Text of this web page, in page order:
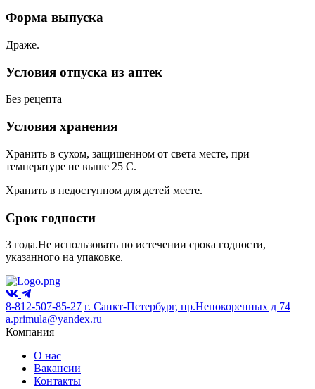
Форма выпуска
Драже.
Условия отпуска из аптек
Без рецепта
Условия хранения
Хранить в сухом, защищенном от света месте, при
температуре не выше 25 С.
Хранить в недоступном для детей месте.
Срок годности
3 года.Не использовать по истечении срока годности,
указанного на упаковке.
8-812-507-85-27 г. Санкт-Петербург, пр.Непокоренных д 74
a.primula@yandex.ru
Компания
О нас
Вакансии
Контакты